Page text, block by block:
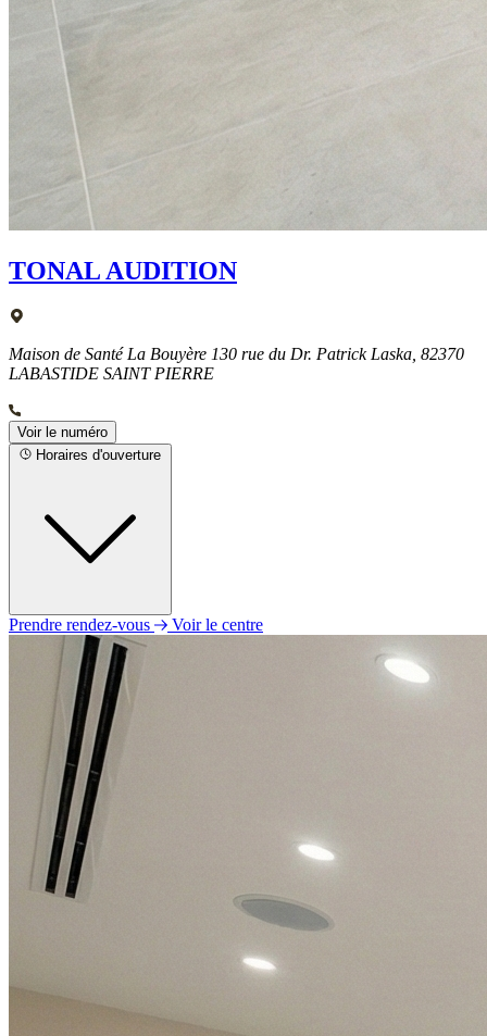
TONAL AUDITION
Maison de Santé La Bouyère 130 rue du Dr. Patrick Laska, 82370
LABASTIDE SAINT PIERRE
Voir le numéro
Horaires d'ouverture
09h00 - 12h30
14h00 - 18h00
09h00 - 12h30
14h00 - 18h00
Mercredi
09h00 - 11h30
Sur rendez-vous
09h00 - 12h30
14h00 - 17h30
Vendredi
09h00 - 12h30
Fermé
Prendre rendez-vous Voir le centre